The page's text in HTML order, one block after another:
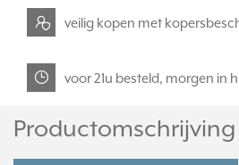
veilig kopen met
voor 21u besteld, morgen in
Productomschrijving